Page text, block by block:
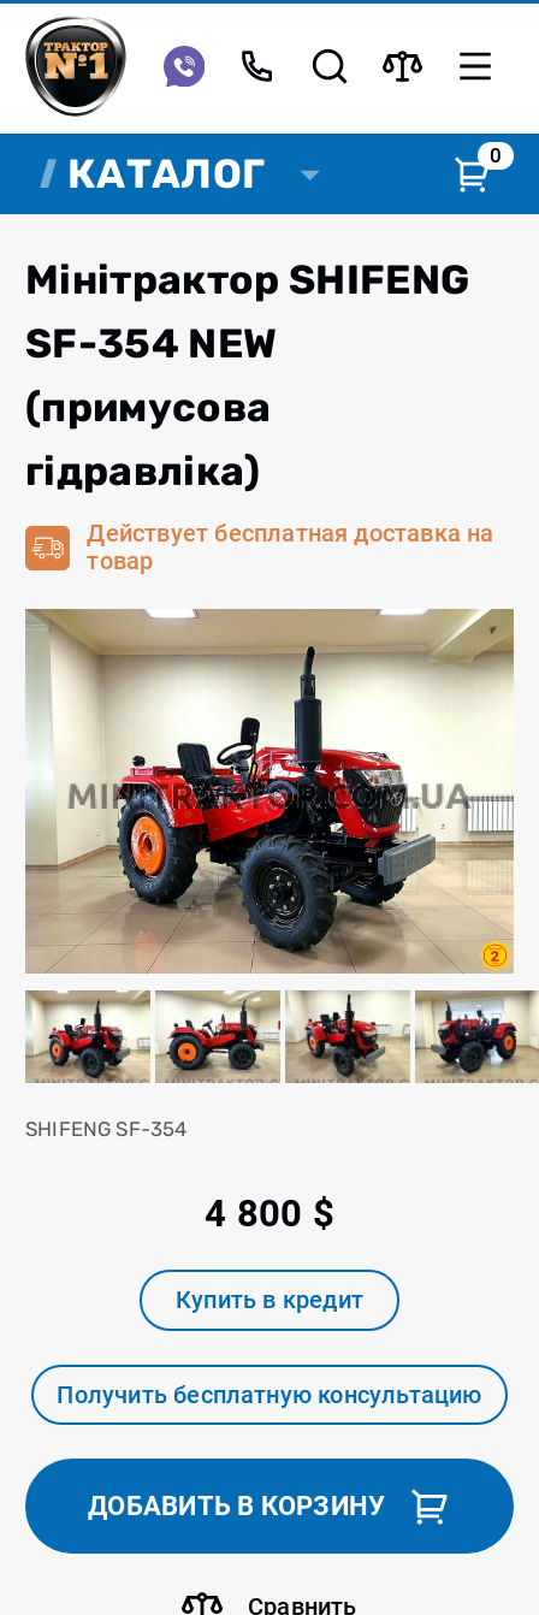
КАТАЛОГ 0
Мінітрактор SHIFENG
SF-354 NEW
(примусова
гідравліка)
Действует бесплатная доставка на
товар
SHIFENG SF-354
4 800 $
Купить в кредит
Получить бесплатную консультацию
ДОБАВИТЬ В КОРЗИНУ
Сравнить